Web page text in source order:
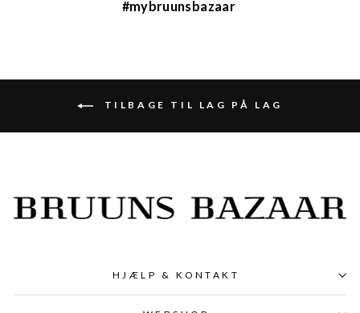
#mybruunsbazaar
TILBAGE TIL LAG PÅ LAG
HJÆLP & KONTAKT